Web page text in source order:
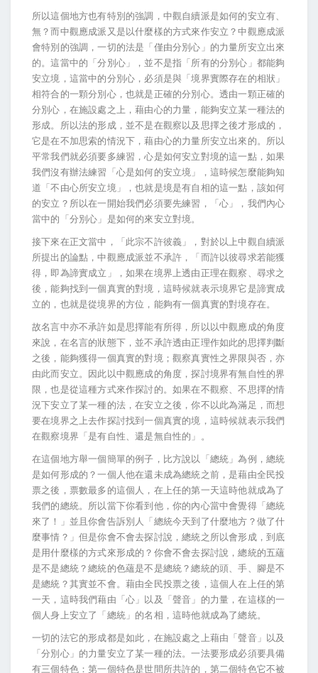
所以這個地方也有特別的強調，中觀自續派是如何的安立有、
無？而中觀應成派又是以什麼樣的方式來作安立？中觀應成派
會特別的強調，一切的法是「僅由分別心」的力量所安立出來
的。這當中的「分別心」，並不是指「所有的分別心」都能夠
安立境，這當中的分別心，必須是與「境界實際存在的相狀」
相符合的一顆分別心，也就是正確的分別心。透由一顆正確的
分別心，在施設處之上，藉由心的力量，能夠安立某一種法的
形成。所以法的形成，並不是在觀察以及思擇之後才形成的，
它是在不加思索的情況下，藉由心的力量所安立出來的。所以
平常我們就必須要多練習，心是如何安立對境的這一點，如果
我們沒有辦法練習「心是如何的安立境」，這時候怎麼能夠知
道「不由心所安立境」，也就是境是有自相的這一點，該如何
的安立？所以在一開始我們必須要先練習，「心」，我們內心
當中的「分別心」是如何的來安立對境。
接下來在正文當中，「此宗不許彼義」，對於以上中觀自續派
所提出的論點，中觀應成派並不承許，「而許以彼尋求若能獲
得，即為諦實成立」，如果在境界上透由正理在觀察、尋求之
後，能夠找到一個真實的對境，這時候就表示境界它是諦實成
立的，也就是從境界的方位，能夠有一個真實的對境存在。
故名言中亦不承許如是思擇能有所得，所以以中觀應成的角度
來說，在名言的狀態下，並不承許透由正理作如此的思擇判斷
之後，能夠獲得一個真實的對境；觀察真實性之界限與否，亦
由此而安立。因此以中觀應成的角度，探討境界有無自性的界
限，也是從這種方式來作探討的。如果在不觀察、不思擇的情
況下安立了某一種的法，在安立之後，你不以此為滿足，而想
要在境界之上去作探討找到一個真實的境，這時候就表示我們
在觀察境界「是有自性、還是無自性的」。
在這個地方舉一個簡單的例子，比方說以「總統」為例，總統
是如何形成的？一個人他在還未成為總統之前，是藉由全民投
票之後，票數最多的這個人，在上任的第一天這時他就成為了
我們的總統。所以當下你看到他，你的內心當中會覺得「總統
來了！」並且你會告訴別人「總統今天到了什麼地方？做了什
麼事情？」但是你會不會去探討說，總統之所以會形成，到底
是用什麼樣的方式來形成的？你會不會去探討說，總統的五蘊
是不是總統？總統的色蘊是不是總統？總統的頭、手、腳是不
是總統？其實並不會。藉由全民投票之後，這個人在上任的第
一天，這時我們藉由「心」以及「聲音」的力量，在這樣的一
個人身上安立了「總統」的名相，這時他就成為了總統。
一切的法它的形成都是如此，在施設處之上藉由「聲音」以及
「分別心」的力量安立了某一種的法。一法要形成必須要具備
有三個特色：第一個特色是世間所共許的，第二個特色它不被